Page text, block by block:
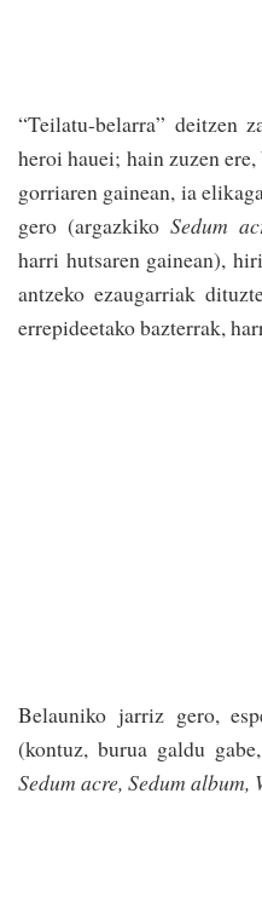
“Teilatu-belarra” deitzen
heroi hauei; hain zuzen
gorriaren gainean, ia
gero (argazkiko Sedum
harri hutsaren gainean),
antzeko ezaugarriak
errepideetako bazterrak,
Belauniko jarriz gero,
(kontuz, burua galdu
Sedum acre, Sedum